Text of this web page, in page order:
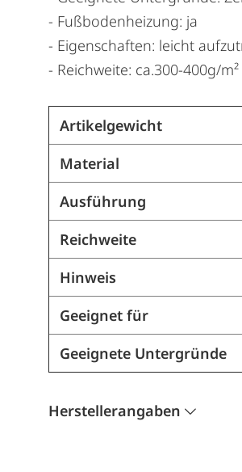
- Fußbodenheizung: ja
- Eigenschaften: leicht
- Reichweite: ca.300-400g/m²
Artikelgewicht
Material
Ausführung
Reichweite
Hinweis
Geeignet für
Geeignete Untergründe
Herstellerangaben